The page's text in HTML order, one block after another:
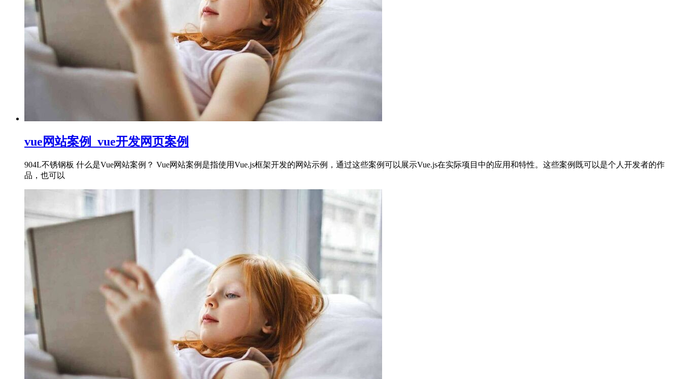
vue网站案例_vue开发网页案例
904L不锈钢板 什么是Vue网站案例？ Vue网站案例是指使用Vue.js框架开发的网站示例，通过这些案例可以展示Vue.js在实际项目中的应用和特性。这些案例既可以是个人开发者的作
品，也可以